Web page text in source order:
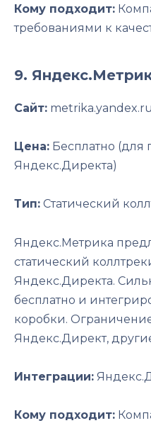
Кому подходит:
требованиями к
9.
Сайт: metrika.yandex.ru
Цена: Бесплатно (для
Яндекс.Директа)
Тип: Статический
Яндекс.Метрика
статический
Яндекс.Директа.
бесплатно и
коробки.
Яндекс.Директ,
Интеграции:
Кому подходит: